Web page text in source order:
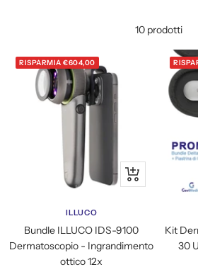
10 prodotti
RISPARMIA €604,00
Aggiungi
al
ILLUCO
Bundle ILLUCO IDS-9100
Dermatoscopio - Ingrandimento
ottico 12x
Kit
30